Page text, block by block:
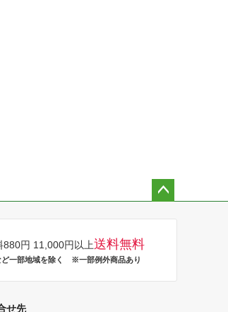
880円 11,000円以上送料無料
一部地域を除く ※一部例外商品あり
せ先